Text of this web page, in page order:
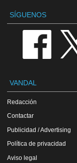
SÍGUENOS
VANDAL
Redacción
Contactar
Publicidad / Advertising
Política de privacidad
Aviso legal